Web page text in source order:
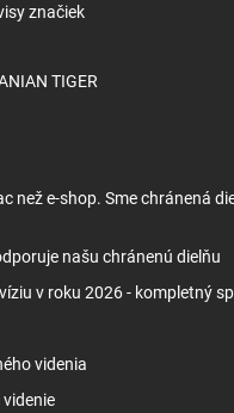
značiek
TIGER
než e-shop. Sme chránená
našu chránenú dielňu
v roku 2026 - kompletný
videnia